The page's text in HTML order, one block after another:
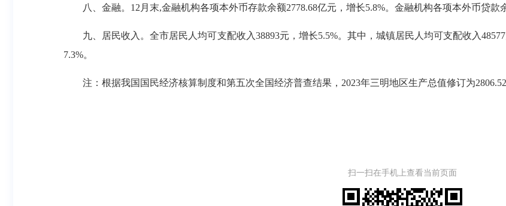
八、金融。12月末,金融机构各项本外币存款余额2778.68亿元，增长5.8%。金融机构各项本外币贷款余
九、居民收入。全市居民人均可支配收入38893元，增长5.5%。其中，城镇居民人均可支配收入
7.3%。
注：根据我国国民经济核算制度和第五次全国经济普查结果，2023年三明地区生产总值修订为2806.52
扫一扫在手机上查看当前页面